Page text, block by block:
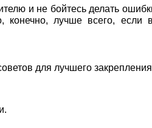
и не бойтесь делать
конечно, лучше всего, если
для лучшего